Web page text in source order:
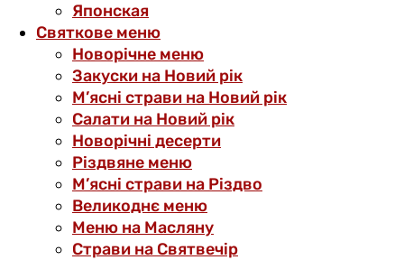
Японская
Святкове меню
Новорічне меню
Закуски на Новий рік
М’ясні страви на Новий рік
Салати на Новий рік
Новорічні десерти
Різдвяне меню
М’ясні страви на Різдво
Великоднє меню
Меню на Масляну
Страви на Святвечір